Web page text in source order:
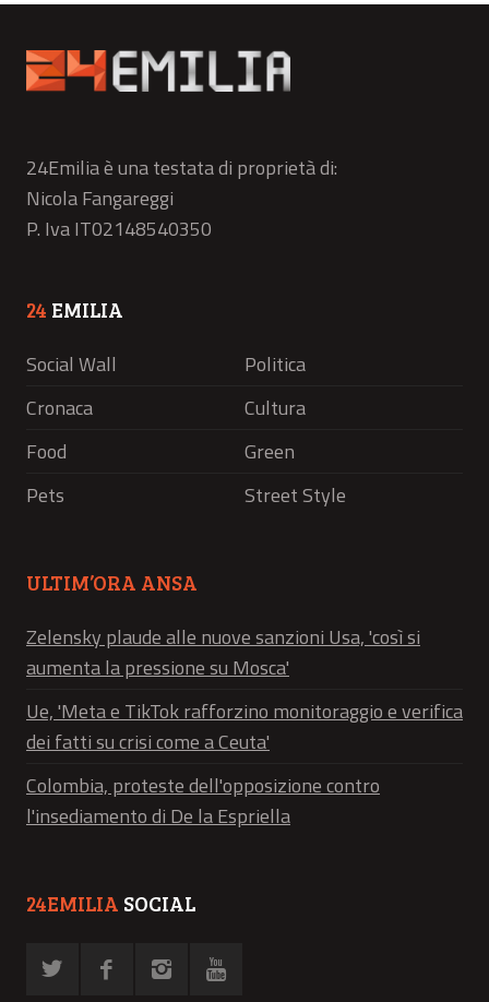
24Emilia è una testata di proprietà di:
Nicola Fangareggi
P. Iva IT02148540350
24 EMILIA
Social Wall
Politica
Cronaca
Cultura
Food
Green
Pets
Street Style
ULTIM’ORA ANSA
Zelensky plaude alle nuove sanzioni Usa, 'così si
aumenta la pressione su Mosca'
Ue, 'Meta e TikTok rafforzino monitoraggio e verifica
dei fatti su crisi come a Ceuta'
Colombia, proteste dell'opposizione contro
l'insediamento di De la Espriella
24EMILIA SOCIAL